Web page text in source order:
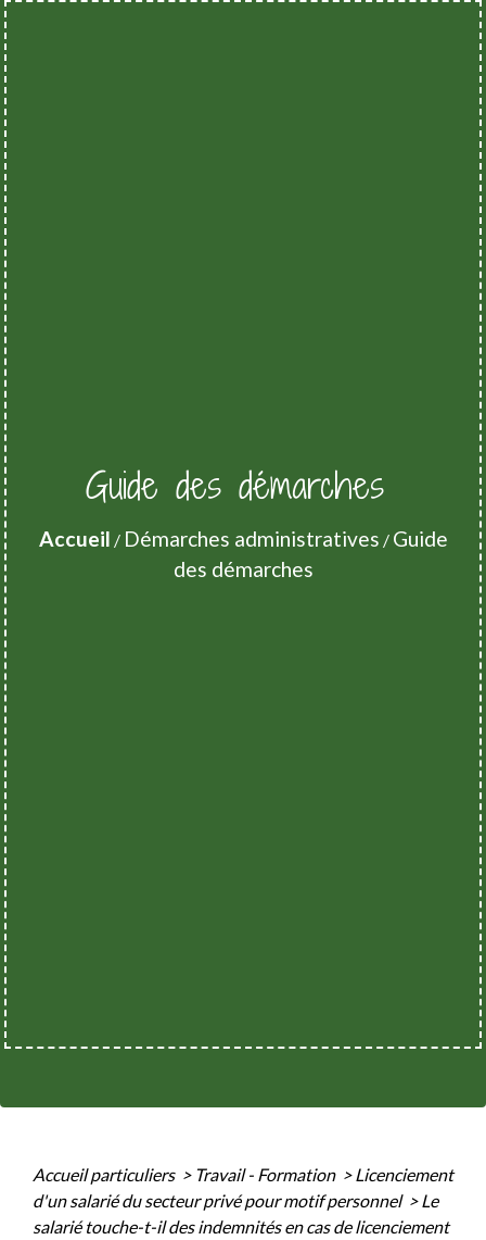
Guide des démarches
Accueil / Démarches administratives / Guide
des démarches
Accueil particuliers > Travail - Formation > Licenciement
d'un salarié du secteur privé pour motif personnel > Le
salarié touche-t-il des indemnités en cas de licenciement